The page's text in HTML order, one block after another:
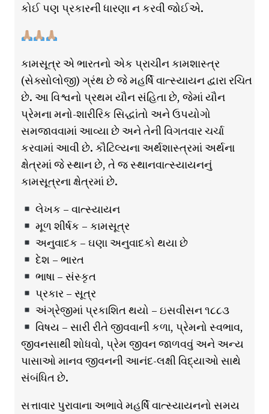
કોઈ પણ પ્રકારની ધારણા ન કરવી જોઈએ.
કામસૂત્ર એ ભારતનો એક પ્રાચીન કામશાસ્ત્ર
(સેક્સોલોજી) ગ્રંથ છે જે મહર્ષિ વાત્સ્યાયન દ્વારા રચિત
છે. આ વિશ્વનો પ્રથમ યૌન સંહિતા છે, જેમાં યૌન
પ્રેમના મનો-શારીરિક સિદ્ધાંતો અને ઉપયોગો
સમજાવવામાં આવ્યા છે અને તેની વિગતવાર ચર્ચા
કરવામાં આવી છે. કૌટિલ્યના અર્થશાસ્ત્રમાં અર્થના
ક્ષેત્રમાં જે સ્થાન છે, તે જ સ્થાનવાત્સ્યાયનનું
કામસૂત્રના ક્ષેત્રમાં છે.
લેખક – વાત્સ્યાયન
મૂળ શીર્ષક – કામસૂત્ર
અનુવાદક – ઘણા અનુવાદકો થયા છે
દેશ – ભારત
ભાષા – સંસ્કૃત
પ્રકાર – સૂત્ર
અંગ્રેજીમાં પ્રકાશિત થયો – ઇસવીસન ૧૮૮૩
વિષય – સારી રીતે જીવવાની કળા, પ્રેમનો સ્વભાવ,
જીવનસાથી શોધવો, પ્રેમ જીવન જાળવવું અને અન્ય
પાસાઓ માનવ જીવનની આનંદ-લક્ષી વિદ્યાઓ સાથે
સંબંધિત છે.
સત્તાવાર પુરાવાના અભાવે મહર્ષિ વાત્સ્યાયનનો સમય